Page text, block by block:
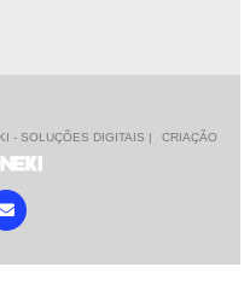
- SOLUÇÕES DIGITAIS |
CRIAÇÃO